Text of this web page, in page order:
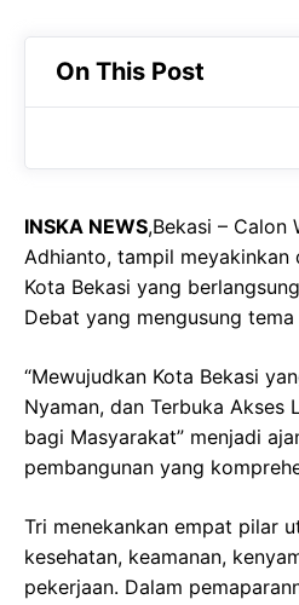
c
o
k
On This Post
INSKA NEWS,Bekasi – Calon
Adhianto, tampil meyakinkan
Kota Bekasi yang
Debat yang mengusung tema
“Mewujudkan Kota Bekasi
Nyaman, dan Terbuka Akses
bagi Masyarakat” menjadi
pembangunan yang
Tri menekankan empat pilar
kesehatan, keamanan,
pekerjaan. Dalam